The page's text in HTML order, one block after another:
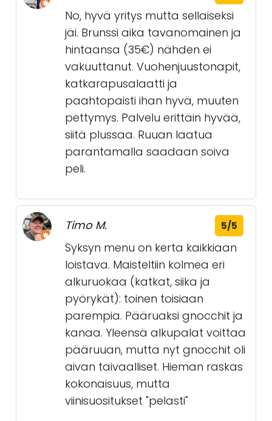
No, hyvä yritys mutta sellaiseksi
jäi. Brunssi aika tavanomainen ja
hintaansa (35€) nähden ei
vakuuttanut. Vuohenjuustonapit,
katkarapusalaatti ja
paahtopaisti ihan hyvä, muuten
pettymys. Palvelu erittäin hyvää,
siitä plussaa. Ruuan laatua
parantamalla saadaan soiva
peli.
Timo M. 5/5
Syksyn menu on kerta kaikkiaan
loistava. Maisteltiin kolmea eri
alkuruokaa (katkat, siika ja
pyörykät): toinen toisiaan
parempia. Pääruaksi gnocchit ja
kanaa. Yleensä alkupalat voittaa
pääruuan, mutta nyt gnocchit oli
aivan taivaalliset. Hieman raskas
kokonaisuus, mutta
viinisuositukset "pelasti"